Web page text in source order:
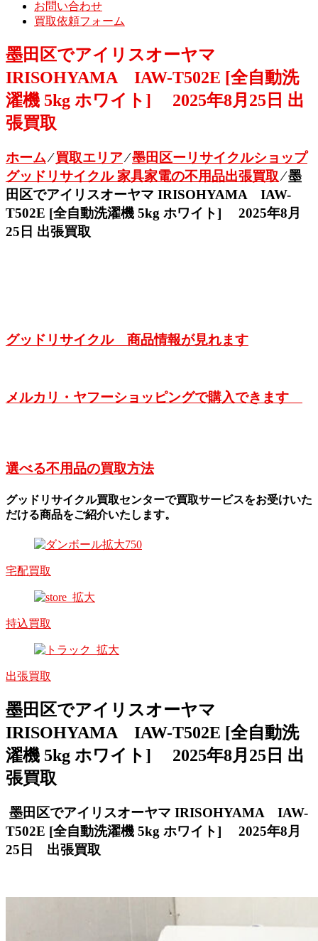
お問い合わせ
買取依頼フォーム
墨田区でアイリスオーヤマ
IRISOHYAMA IAW-T502E [全自動洗
濯機 5kg ホワイト] 2025年8月25日 出
張買取
ホーム⁄買取エリア⁄墨田区ーリサイクルショップ
グッドリサイクル 家具家電の不用品出張買取⁄墨
田区でアイリスオーヤマ IRISOHYAMA IAW-
T502E [全自動洗濯機 5kg ホワイト] 2025年8月
25日 出張買取
グッドリサイクル 商品情報が見れます
メルカリ・ヤフーショッピングで購入できます
選べる不用品の買取方法
グッドリサイクル買取センターで買取サービスをお受けいた
だける商品をご紹介いたします。
宅配買取
持込買取
出張買取
墨田区でアイリスオーヤマ
IRISOHYAMA IAW-T502E [全自動洗
濯機 5kg ホワイト] 2025年8月25日 出
張買取
墨田区でアイリスオーヤマ IRISOHYAMA IAW-
T502E [全自動洗濯機 5kg ホワイト] 2025年8月
25日 出張買取